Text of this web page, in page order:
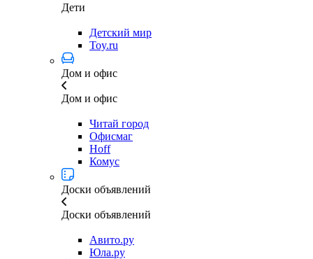
Дети
Детский мир
Toy.ru
Дом и офис
Дом и офис
Читай город
Офисмаг
Hoff
Комус
Доски объявлений
Доски объявлений
Авито.ру
Юла.ру